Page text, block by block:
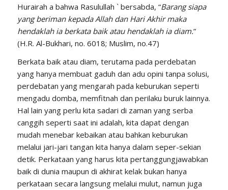
Hurairah a bahwa Rasulullah ` bersabda, “Barang siapa
yang beriman kepada Allah dan Hari Akhir maka
hendaklah ia berkata baik atau hendaklah ia diam.”
(H.R. Al-Bukhari, no. 6018; Muslim, no.47)
Berkata baik atau diam, terutama pada perdebatan
yang hanya membuat gaduh dan adu opini tanpa solusi,
perdebatan yang mengarah pada keburukan seperti
mengadu domba, memfitnah dan perilaku buruk lainnya.
Hal lain yang perlu kita sadari di zaman yang serba
canggih seperti saat ini adalah, kita dapat dengan
mudah menebar kebaikan atau bahkan keburukan
melalui jari-jari tangan kita hanya dalam seper-sekian
detik. Perkataan yang harus kita pertanggungjawabkan
baik di dunia maupun di akhirat kelak bukan hanya
perkataan secara langsung melalui mulut, namun juga